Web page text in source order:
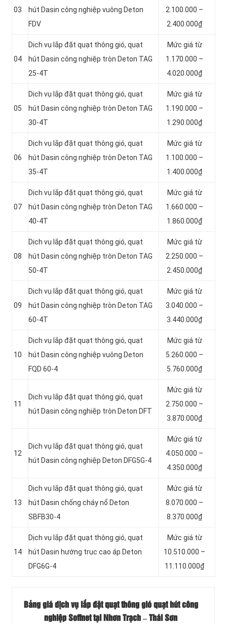
03
hút Dasin công nghiệp vuông Deton
FDV
2.100.000 –
2.400.000₫
04
Dịch vụ lắp đặt quạt thông gió, quạt
hút Dasin công nghiệp tròn Deton TAG
25-4T
Mức giá từ
1.170.000 –
4.020.000₫
05
Dịch vụ lắp đặt quạt thông gió, quạt
hút Dasin công nghiệp tròn Deton TAG
30-4T
Mức giá từ
1.190.000 –
1.290.000₫
06
Dịch vụ lắp đặt quạt thông gió, quạt
hút Dasin công nghiệp tròn Deton TAG
35-4T
Mức giá từ
1.100.000 –
1.400.000₫
07
Dịch vụ lắp đặt quạt thông gió, quạt
hút Dasin công nghiệp tròn Deton TAG
40-4T
Mức giá từ
1.660.000 –
1.860.000₫
08
Dịch vụ lắp đặt quạt thông gió, quạt
hút Dasin công nghiệp tròn Deton TAG
50-4T
Mức giá từ
2.250.000 –
2.450.000₫
09
Dịch vụ lắp đặt quạt thông gió, quạt
hút Dasin công nghiệp tròn Deton TAG
60-4T
Mức giá từ
3.040.000 –
3.440.000₫
10
Dịch vụ lắp đặt quạt thông gió, quạt
hút Dasin công nghiệp vuông Deton
FQD 60-4
Mức giá từ
5.260.000 –
5.760.000₫
11
Dịch vụ lắp đặt quạt thông gió, quạt
hút Dasin công nghiệp tròn Deton DFT
Mức giá từ
2.750.000 –
3.870.000₫
12
Dịch vụ lắp đặt quạt thông gió, quạt
hút Dasin công nghiệp Deton DFG5G-4
Mức giá từ
4.050.000 –
4.350.000₫
13
Dịch vụ lắp đặt quạt thông gió, quạt
hút Dasin chống cháy nổ Deton
SBFB30-4
Mức giá từ
8.070.000 –
8.370.000₫
14
Dịch vụ lắp đặt quạt thông gió, quạt
hút Dasin hướng trục cao áp Deton
DFG6G-4
Mức giá từ
10.510.000 –
11.110.000₫
Bảng giá dịch vụ lắp đặt quạt thông gió quạt hút công
nghiệp Soffnet tại Nhơn Trạch – Thái Sơn